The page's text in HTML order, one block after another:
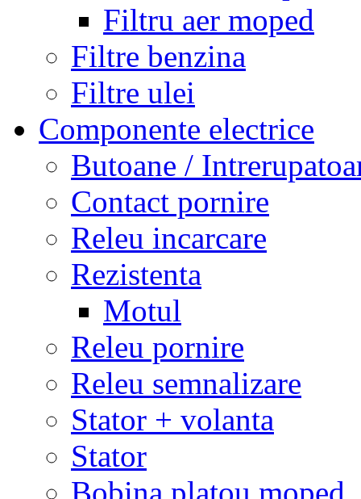
Filtru aer moped
Filtre benzina
Filtre ulei
Componente electrice
Butoane /
Contact pornire
Releu incarcare
Rezistenta
Motul
Releu pornire
Releu semnalizare
Stator + volanta
Stator
Bobina platou moped